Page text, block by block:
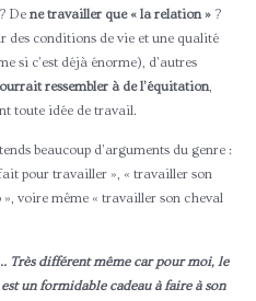
De ne travailler que « la relation » ?
conditions de vie et une qualité
si c’est déjà énorme), d’autres
ressembler à de l’équitation,
toute idée de travail.
beaucoup d’arguments du genre :
pour travailler », « travailler son
voire même « travailler son cheval
Très différent même car pour moi, le
un formidable cadeau à faire à son